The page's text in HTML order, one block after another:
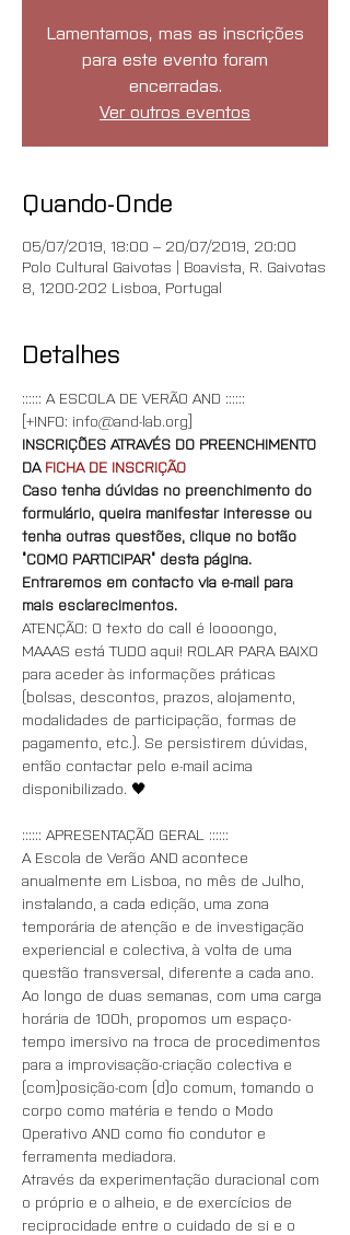
Lamentamos, mas as inscrições
para este evento foram
encerradas.
Ver outros eventos
Quando-Onde
05/07/2019, 18:00 – 20/07/2019, 20:00
Polo Cultural Gaivotas | Boavista, R. Gaivotas
8, 1200-202 Lisboa, Portugal
Detalhes
:::::: A ESCOLA DE VERÃO AND ::::::
[+INFO: info@and-lab.org]
INSCRIÇÕES ATRAVÉS DO PREENCHIMENTO
DA FICHA DE INSCRIÇÃO
Caso tenha dúvidas no preenchimento do
formulário, queira manifestar interesse ou
tenha outras questões, clique no botão
“COMO PARTICIPAR” desta página.
Entraremos em contacto via e-mail para
mais esclarecimentos.
ATENÇÃO: O texto do call é loooongo,
MAAAS está TUDO aqui! ROLAR PARA BAIXO
para aceder às informações práticas
(bolsas, descontos, prazos, alojamento,
modalidades de participação, formas de
pagamento, etc.). Se persistirem dúvidas,
então contactar pelo e-mail acima
disponibilizado. 🖤
:::::: APRESENTAÇÃO GERAL ::::::
A Escola de Verão AND acontece
anualmente em Lisboa, no mês de Julho,
instalando, a cada edição, uma zona
temporária de atenção e de investigação
experiencial e colectiva, à volta de uma
questão transversal, diferente a cada ano.
Ao longo de duas semanas, com uma carga
horária de 100h, propomos um espaço-
tempo imersivo na troca de procedimentos
para a improvisação-criação colectiva e
(com)posição-com (d)o comum, tomando o
corpo como matéria e tendo o Modo
Operativo AND como fio condutor e
ferramenta mediadora.
Através da experimentação duracional com
o próprio e o alheio, e de exercícios de
reciprocidade entre o cuidado de si e o